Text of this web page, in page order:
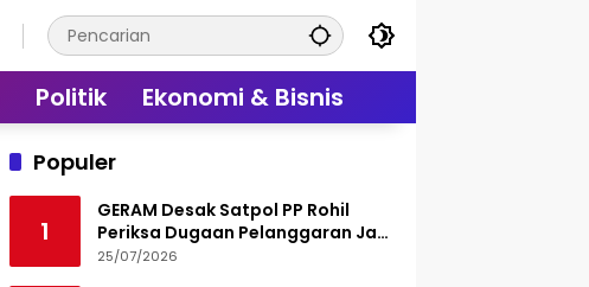
Politik Ekonomi & Bisnis
Populer
1
GERAM Desak Satpol PP Rohil
Periksa Dugaan Pelanggaran Jam
Operasional Hiburan Malam
25/07/2026